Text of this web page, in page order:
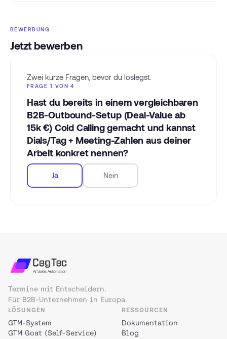
BEWERBUNG
Jetzt bewerben
Zwei kurze Fragen, bevor du loslegst.
FRAGE 1 VON 4
Hast du bereits in einem vergleichbaren
B2B-Outbound-Setup (Deal-Value ab
15k €) Cold Calling gemacht und kannst
Dials/Tag + Meeting-Zahlen aus deiner
Arbeit konkret nennen?
Ja Nein
Termine mit Entscheidern.
Für B2B-Unternehmen in Europa.
LÖSUNGEN
GTM-System
GTM Goat (Self-Service)
RESSOURCEN
Dokumentation
Blog